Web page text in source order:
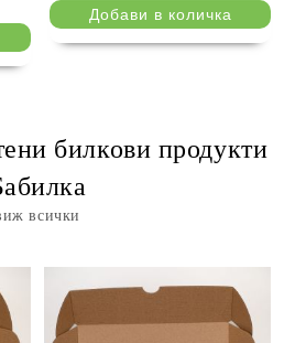
билкови продукти
всички